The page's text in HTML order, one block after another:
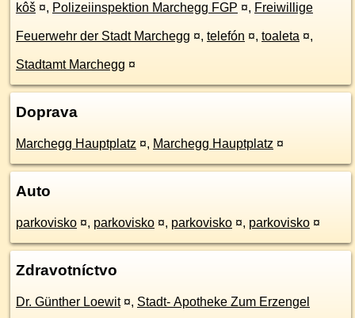
kôš ¤, Polizeiinspektion Marchegg FGP ¤, Freiwillige
Feuerwehr der Stadt Marchegg ¤, telefón ¤, toaleta ¤,
Stadtamt Marchegg ¤
Doprava
Marchegg Hauptplatz ¤, Marchegg Hauptplatz ¤
Auto
parkovisko ¤, parkovisko ¤, parkovisko ¤, parkovisko ¤
Zdravotníctvo
Dr. Günther Loewit ¤, Stadt- Apotheke Zum Erzengel